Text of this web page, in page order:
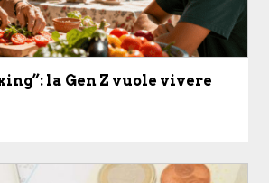
la Gen Z vuole vivere